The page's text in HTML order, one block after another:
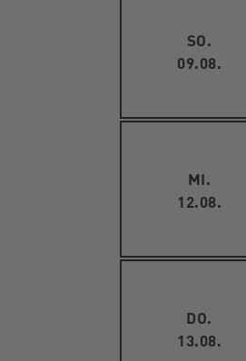
SO.
09.08.
MI.
12.08.
DO.
13.08.